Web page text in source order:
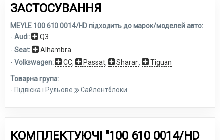
ЗАСТОСУВАННЯ
MEYLE 100 610 0014/HD підходить до марок/моделей авто:
- Audi:
Q3
- Seat:
Alhambra
- Volkswagen: CC, Passat, Sharan, Tiguan
Товарна група:
- Підвіска і Рульове
Сайлентблоки
КОМПЛЕКТУЮЧІ "100 610 0014/HD